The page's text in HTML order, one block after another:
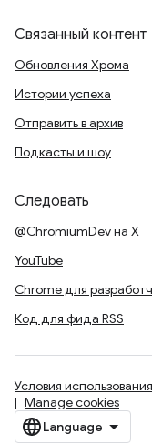
Связанный контент
Обновления Хрома
Истории успеха
Отправить в архив
Подкасты и шоу
Следовать
@ChromiumDev на X
YouTube
Chrome для
Код для фида RSS
Условия использования
Manage cookies